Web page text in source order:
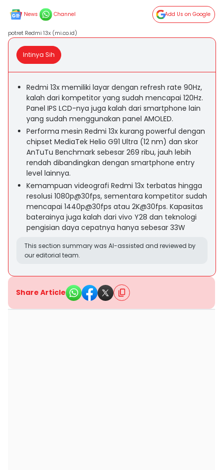
News Channel Add Us on Google
potret Redmi 13x (mi.co.id)
Intinya Sih
Redmi 13x memiliki layar dengan refresh rate 90Hz,
kalah dari kompetitor yang sudah mencapai 120Hz.
Panel IPS LCD-nya juga kalah dari smartphone lain
yang sudah menggunakan panel AMOLED.
Performa mesin Redmi 13x kurang powerful dengan
chipset MediaTek Helio G91 Ultra (12 nm) dan skor
AnTuTu Benchmark sebesar 269 ribu, jauh lebih
rendah dibandingkan dengan smartphone entry
level lainnya.
Kemampuan videografi Redmi 13x terbatas hingga
resolusi 1080p@30fps, sementara kompetitor sudah
mencapai 1440p@30fps atau 2K@30fps. Kapasitas
baterainya juga kalah dari vivo Y28 dan teknologi
pengisian daya cepatnya hanya sebesar 33W
This section summary was AI-assisted and reviewed by
our editorial team.
Share Article